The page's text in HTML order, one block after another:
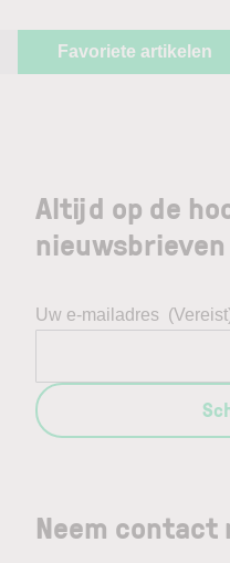
Favoriete artikelen
Neem contact
Altijd op de
nieuwsbrieven
Uw e-mailadres